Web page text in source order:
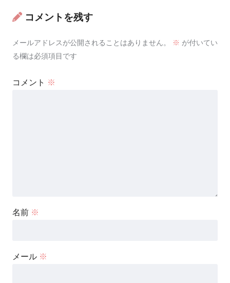
コメントを残す
メールアドレスが公開されることはありません。 ※ が付いてい
る欄は必須項目です
コメント ※
名前 ※
メール ※